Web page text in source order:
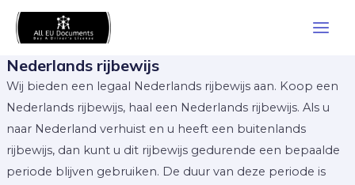
Skip
Nederlands rijbewijs
Wij bieden een legaal Nederlands rijbewijs aan. Koop een
Nederlands rijbewijs, haal een Nederlands rijbewijs. Als u
naar Nederland verhuist en u heeft een buitenlands
rijbewijs, dan kunt u dit rijbewijs gedurende een bepaalde
periode blijven gebruiken. De duur van deze periode is